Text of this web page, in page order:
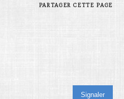
PARTAGER CETTE PAGE
Signaler